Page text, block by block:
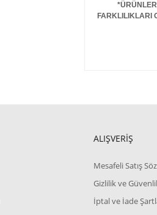
FARKLILIKLARI
ALIŞVERİŞ
Mesafeli Satış
Gizlilik ve
İptal ve İade